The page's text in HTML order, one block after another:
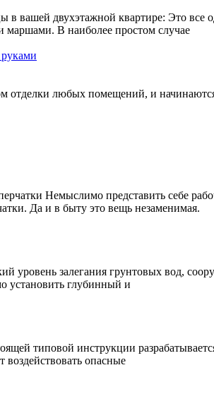
в вашей двухэтажной квартире: Это
В наиболее простом случае
отделки любых помещений, и
Немыслимо представить себе
Да и в быту это вещь незаменимая.
залегания грунтовых вод,
установить глубинный и
типовой инструкции
воздействовать опасные